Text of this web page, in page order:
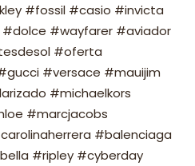
#fossil #casio #invicta
#wayfarer #aviador
#oferta
#versace #mauijim
#michaelkors
#marcjacobs
#balenciaga
#ripley #cyberday